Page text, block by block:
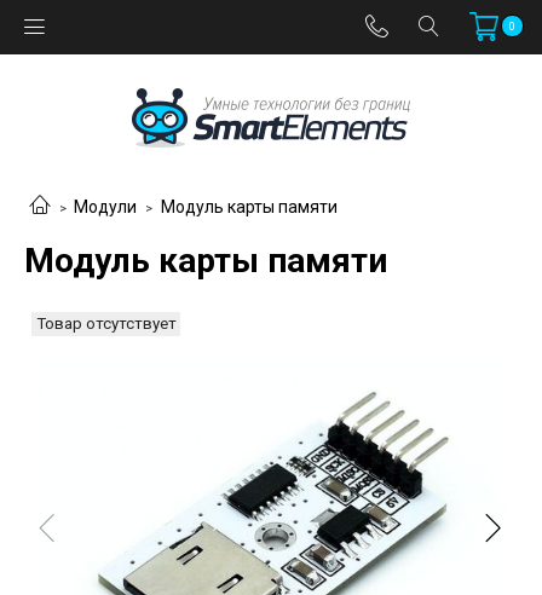
0
Модули Модуль карты памяти
Модуль карты памяти
Товар отсутствует